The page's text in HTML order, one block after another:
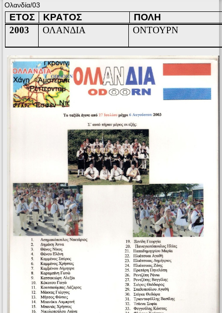
Ολανδία/03
ΕΤΟΣ ΚΡΑTΟΣ
ΠΟΛΗ
2003
ΟΛΑΝΔΙΑ ΟΝΤΟΥΡΝ